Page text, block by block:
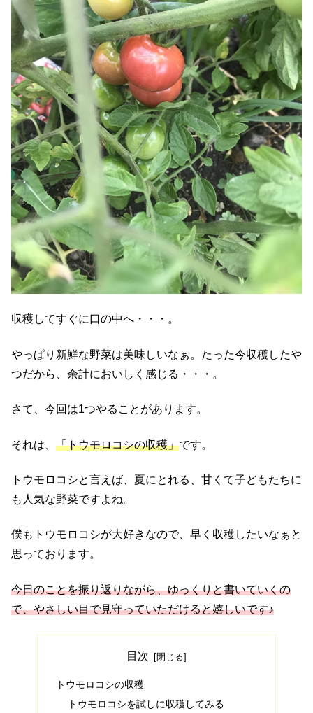
収穫してすぐに口の中へ・・・。
やっぱり新鮮な野菜は美味しいなぁ。たった今収穫したや
つだから、余計においしく感じる・・・。
さて、今回は1つやることがあります。
それは、 「トウモロコシの収穫」です。
トウモロコシと言えば、夏にとれる、甘くて子どもたちに
も人気な野菜ですよね。
僕もトウモロコシが大好きなので、早く収穫したいなぁと
思っております。
今日のことを振り返りながら、ゆっくりと書いていくの
で、やさしい目で見守っていただけると嬉しいです♪
目次
トウモロコシの収穫
トウモロコシを試しに収穫してみる